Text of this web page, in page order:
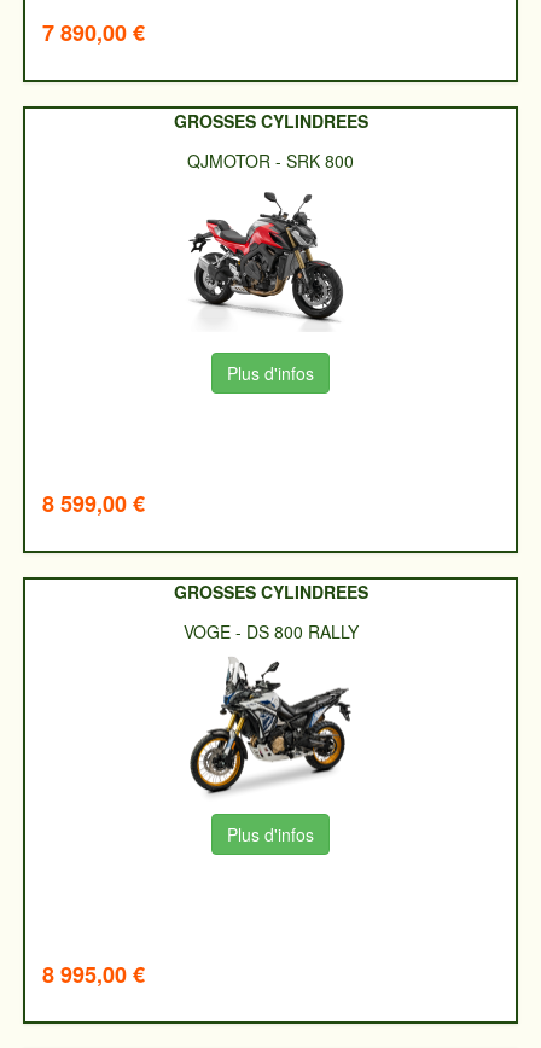
7 890,00 €
GROSSES CYLINDREES
QJMOTOR - SRK 800
Plus d'infos
8 599,00 €
GROSSES CYLINDREES
VOGE- DS 800 RALLY
Plus d'infos
8 995,00 €